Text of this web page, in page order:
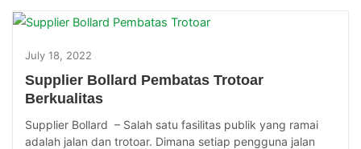
July 18, 2022
Supplier Bollard Pembatas Trotoar
Berkualitas
Supplier Bollard – Salah satu fasilitas publik yang ramai
adalah jalan dan trotoar. Dimana setiap pengguna jalan